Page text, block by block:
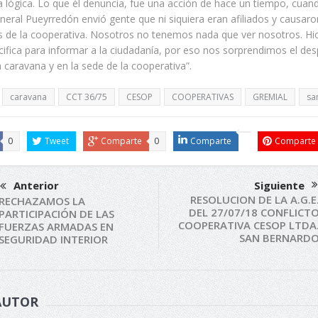
lógica. Lo que él denuncia, fue una acción de hace un tiempo,
Pueyrredón envió gente que ni siquiera eran afiliados y
de la cooperativa. Nosotros no tenemos nada que ver nosotros.
para informar a la ciudadanía, por eso nos sorprendimos el
caravana y en la sede de la cooperativa”.
caravana CCT 36/75 CESOP COOPERATIVAS GREMIAL
0 Tweet Comparte 0 Comparte Comparte
Anterior
LA
DE LAS
ARMADAS EN
INTERIOR
Siguiente
RESOLUCION DE LA
DEL 27/07/18
COOPERATIVA CESOP
SAN